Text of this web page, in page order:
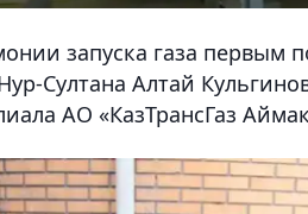
запуска газа первым
Султана Алтай
АО «КазТрансГаз